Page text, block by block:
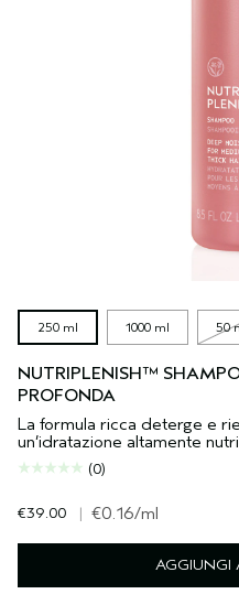
250 ml 1000 ml 50
NUTRIPLENISH™
PROFONDA
La formula ricca deterge e
un’idratazione altamente
(0)
€39.00 | €0.16/ml
AGGIUNGI